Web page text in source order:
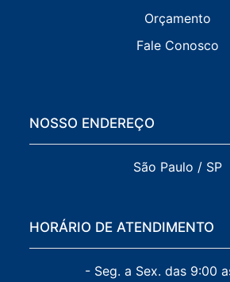
Orçamento
Fale Conosco
NOSSO ENDEREÇO
São Paulo / SP
HORÁRIO DE ATENDIMENTO
- Seg. a Sex. das 9:00